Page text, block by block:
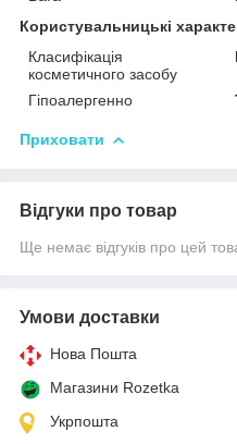
Користувальницькі
Класифікація
косметичного засобу
Гіпоалергенно
Приховати
Відгуки про товар
Ще немає відгуків про цей
Умови доставки
Нова Пошта
Магазини Rozetka
Укрпошта